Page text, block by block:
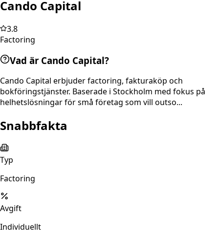
Cando Capital
3.8
Factoring
Vad är Cando Capital?
Cando Capital erbjuder factoring, fakturaköp och
bokföringstjänster. Baserade i Stockholm med fokus på
helhetslösningar för små företag som vill outso...
Snabbfakta
Typ
Factoring
Avgift
Individuellt